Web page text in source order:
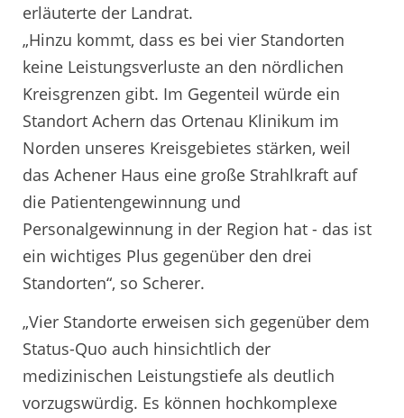
erläuterte der Landrat.
„Hinzu kommt, dass es bei vier Standorten
keine Leistungsverluste an den nördlichen
Kreisgrenzen gibt. Im Gegenteil würde ein
Standort Achern das Ortenau Klinikum im
Norden unseres Kreisgebietes stärken, weil
das Achener Haus eine große Strahlkraft auf
die Patientengewinnung und
Personalgewinnung in der Region hat - das ist
ein wichtiges Plus gegenüber den drei
Standorten“, so Scherer.
„Vier Standorte erweisen sich gegenüber dem
Status-Quo auch hinsichtlich der
medizinischen Leistungstiefe als deutlich
vorzugswürdig. Es können hochkomplexe